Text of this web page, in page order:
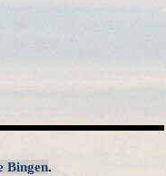
Bingen.